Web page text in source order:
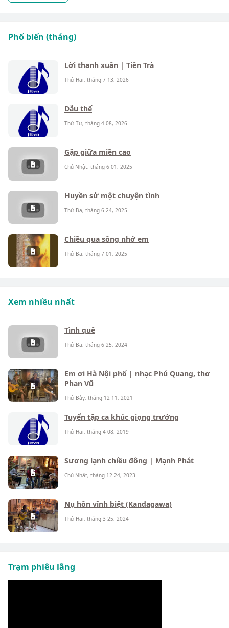
Phổ biến (tháng)
Lời thanh xuân | Tiên Trà
Thứ Hai, tháng 7 13, 2026
Dẫu thế
Thứ Tư, tháng 4 08, 2026
Gặp giữa miền cao
Chủ Nhật, tháng 6 01, 2025
Huyền sử một chuyện tình
Thứ Ba, tháng 6 24, 2025
Chiều qua sông nhớ em
Thứ Ba, tháng 7 01, 2025
Xem nhiều nhất
Tình quê
Thứ Ba, tháng 6 25, 2024
Em ơi Hà Nội phố | nhạc Phú Quang, thơ
Phan Vũ
Thứ Bảy, tháng 12 11, 2021
Tuyển tập ca khúc giọng trưởng
Thứ Hai, tháng 4 08, 2019
Sương lạnh chiều đông | Mạnh Phát
Chủ Nhật, tháng 12 24, 2023
Nụ hôn vĩnh biệt (Kandagawa)
Thứ Hai, tháng 3 25, 2024
Trạm phiêu lãng